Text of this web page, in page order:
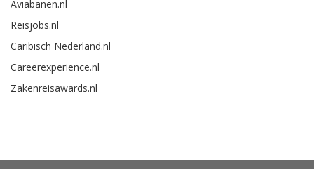
Aviabanen.nl
Reisjobs.nl
Caribisch Nederland.nl
Careerexperience.nl
Zakenreisawards.nl